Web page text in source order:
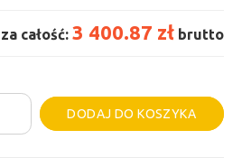
całość: 3 400.87 zł brutto
DODAJ DO KOSZYKA